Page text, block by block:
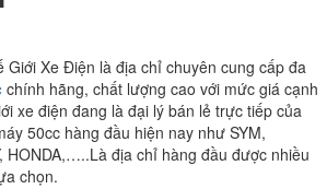
Giới Xe Điện là địa chỉ chuyên cung cấp đa
chính hãng, chất lượng cao với mức giá cạnh
xe điện đang là đại lý bán lẻ trực tiếp của
50cc hàng đầu hiện nay như SYM,
HONDA,…..Là địa chỉ hàng đầu được nhiều
chọn.